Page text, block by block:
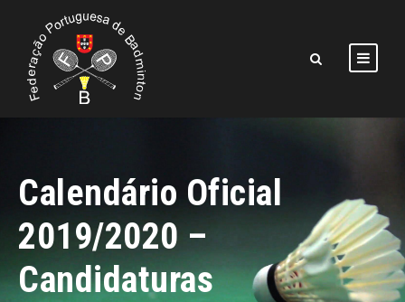
Calendário Oficial
2019/2020 –
Candidaturas